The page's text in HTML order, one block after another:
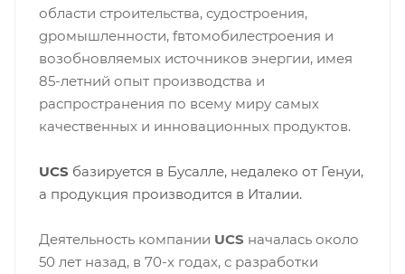
области cтроительства, cудостроения,
gромышленности, fвтомобилестроения и
возобновляемых источников энергии, имея
85-летний опыт производства и
распространения по всему миру самых
качественных и инновационных продуктов.
UCS базируется в Бусалле, недалеко от Генуи,
а продукция производится в Италии.
Деятельность компании UCS началась около
50 лет назад, в 70-х годах, с разработки